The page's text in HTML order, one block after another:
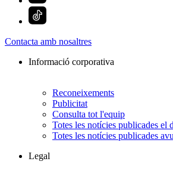
Contacta amb nosaltres
Informació corporativa
Reconeixements
Publicitat
Consulta tot l'equip
Totes les notícies publicades el
Totes les notícies publicades
Legal